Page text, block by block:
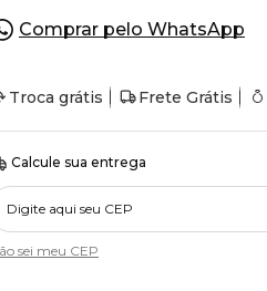
Comprar pelo WhatsApp
Troca grátis Frete Grátis
Calcule sua entrega
sei meu CEP